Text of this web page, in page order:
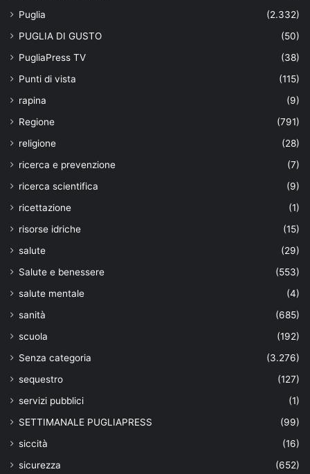
Puglia
(2.332)
PUGLIA DI GUSTO
(50)
PugliaPress TV
(38)
Punti di vista
(115)
rapina
(9)
Regione
(791)
religione
(28)
ricerca e prevenzione
(7)
ricerca scientifica
(9)
ricettazione
(1)
risorse idriche
(15)
salute
(29)
Salute e benessere
(553)
salute mentale
(4)
sanità
(685)
scuola
(192)
Senza categoria
(3.276)
sequestro
(127)
servizi pubblici
(1)
SETTIMANALE PUGLIAPRESS
(99)
siccità
(16)
sicurezza
(652)